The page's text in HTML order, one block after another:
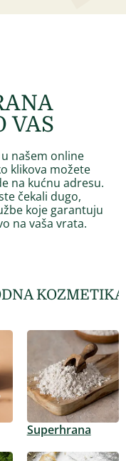
VAS
našem online
klikova možete
na kućnu adresu.
čekali dugo,
koje garantuju
na vaša vrata.
KOZMETIKA
Superhrana